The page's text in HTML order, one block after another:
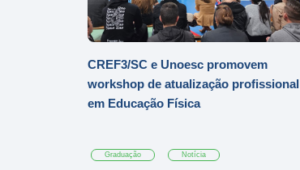
CREF3/SC e Unoesc promovem
workshop de atualização profissional
em Educação Física
Graduação Notícia